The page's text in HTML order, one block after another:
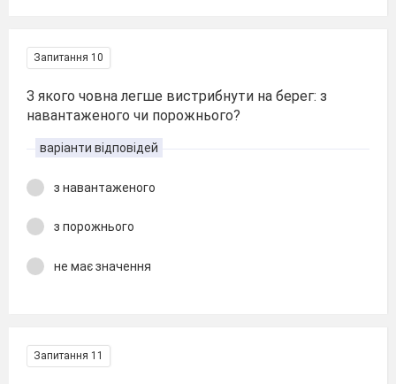
Запитання 10
З якого човна легше вистрибнути на берег: з
навантаженого чи порожнього?
варіанти відповідей
з навантаженого
з порожнього
не має значення
Запитання 11